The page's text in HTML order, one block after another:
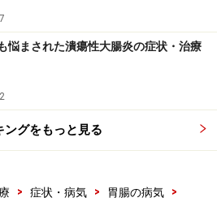
悩まされた潰瘍性大腸炎の症状・治療
ングをもっと見る
> 症状・病気 > 胃腸の病気
>